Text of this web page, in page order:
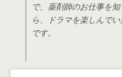
で、薬剤師のお仕事を
ら、ドラマを楽しんで
です。